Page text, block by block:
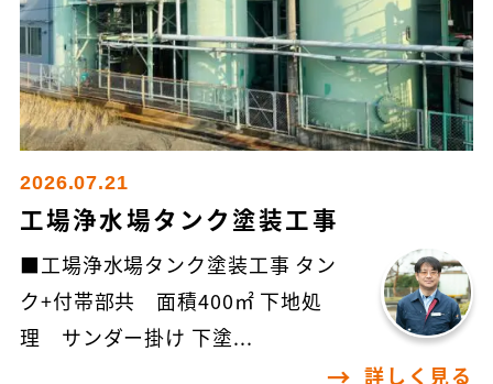
2026.07.21
工場浄水場タンク塗装工事
■工場浄水場タンク塗装工事 タン
ク+付帯部共 面積400㎡ 下地処
理 サンダー掛け 下塗...
詳しく見る